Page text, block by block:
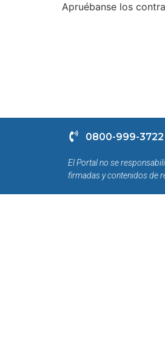
Apruébanse los
0800-999-3722
El Portal no se
firmadas y contenidos de